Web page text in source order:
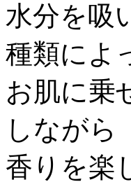
水分を吸
種類によ
お肌に乗
しながら
香りを楽